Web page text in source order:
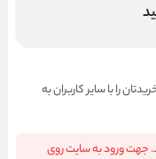
را با سایر کاربران به
جهت ورود به سایت روی